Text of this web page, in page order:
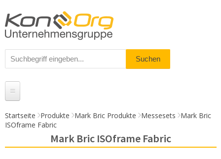
Produkte
Messestände
Startseite Produkte Mark Bric Produkte Messesets
Mark Bric
ISOframe Fabric
Mark Bric ISOframe Fabric